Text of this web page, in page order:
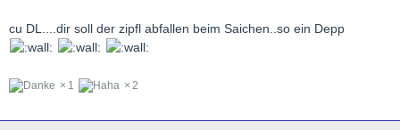
cu DL....dir soll der zipfl abfallen beim Saichen..so ein Depp
1 2